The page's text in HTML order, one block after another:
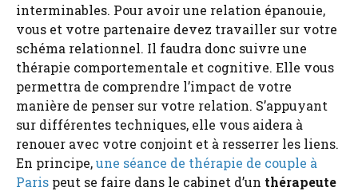
interminables. Pour avoir une relation épanouie,
vous et votre partenaire devez travailler sur votre
schéma relationnel. Il faudra donc suivre une
thérapie comportementale et cognitive. Elle vous
permettra de comprendre l’impact de votre
manière de penser sur votre relation. S’appuyant
sur différentes techniques, elle vous aidera à
renouer avec votre conjoint et à resserrer les liens.
En principe,une séance de thérapie de couple à
Paris peut se faire dans le cabinet d’un thérapeute